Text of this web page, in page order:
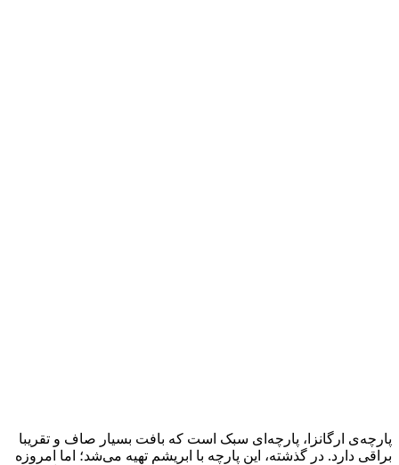
پارچه‌ی ارگانزا، پارچه‌ای سبک است که بافت بسیار صاف و تقریبا
براقی دارد. در گذشته، این پارچه با ابریشم تهیه می‌شد؛ اما امروزه